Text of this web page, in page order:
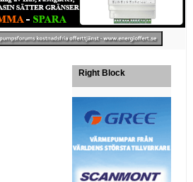
Right Block